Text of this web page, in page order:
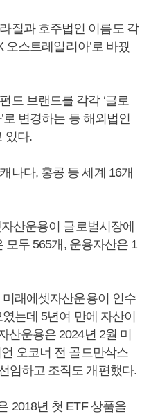
질과 호주법인 이름도 각
오스트레일리아’로 바꿨
드 브랜드를 각각 ‘글로
로 변경하는 등 해외법인
있다.
나다, 홍콩 등 세계 16개
산운용이 글로벌시장에
모두 565개, 운용자산은 1
래에셋자산운용이 인수
는데 5년여 만에 자산이
산운용은 2024년 2월 미
오코너 전 골드만삭스
임하고 조직도 개편했다.
2018년 첫 ETF 상품을